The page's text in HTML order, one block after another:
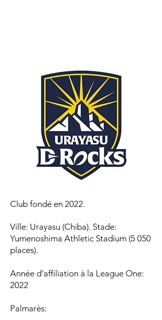
Club fondé en 2022.
Ville: Urayasu (Chiba). Stade:
Yumenoshima Athletic Stadium (5 050
places).
Année d'affiliation à la League One:
2022
Palmarès:​